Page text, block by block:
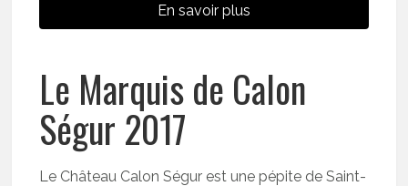
En savoir plus
Le Marquis de Calon
Ségur 2017
Le Château Calon Ségur est une pépite de Saint-